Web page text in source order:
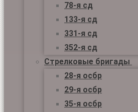
78-я сд
133-я сд
331-я сд
352-я сд
Стрелковые бригады
28-я осбр
29-я осбр
35-я осбр